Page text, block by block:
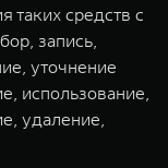
таких средств с
запись,
уточнение
использование,
удаление,